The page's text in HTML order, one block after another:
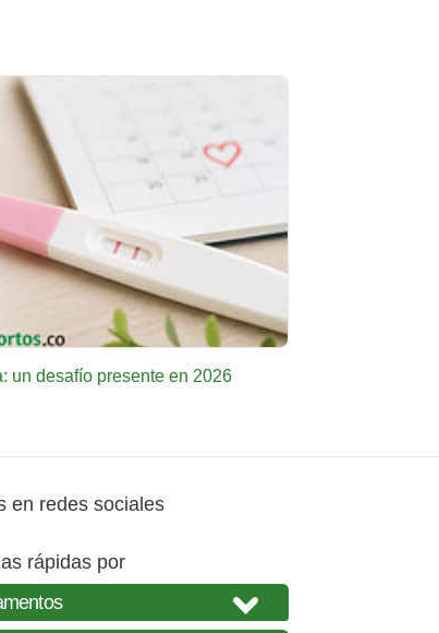
un desafío presente en 2026
en redes sociales
rápidas por